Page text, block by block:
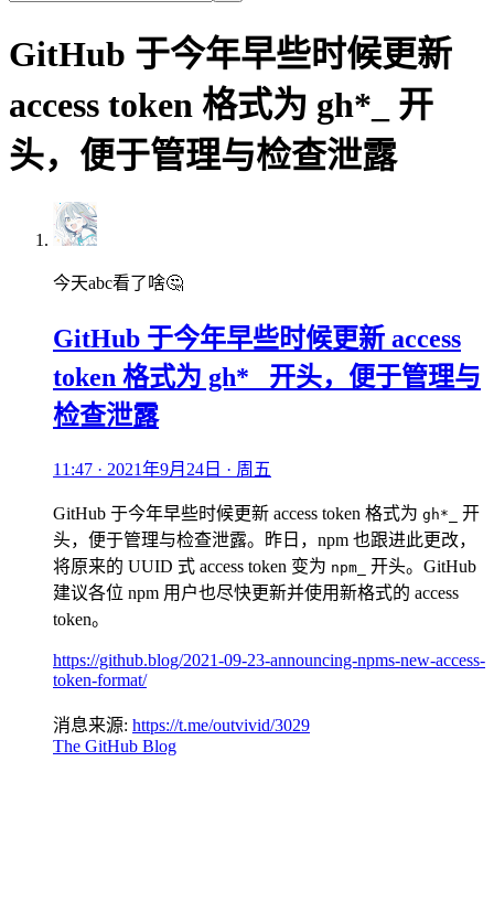
GitHub 于今年早些时候更新
access token 格式为 gh*_ 开
头，便于管理与检查泄露
今天abc看了啥🤔
GitHub 于今年早些时候更新 access
token 格式为 gh*_ 开头，便于管理与
检查泄露
11:47 · 2021年9月24日 · 周五
GitHub 于今年早些时候更新 access token 格式为 gh*_
开
头，便于管理与检查泄露。昨日，npm 也跟进此更改，
将原来的 UUID 式 access token 变为 npm_
开头。GitHub
建议各位 npm 用户也尽快更新并使用新格式的 access
token。
https://github.blog/2021-09-23-announcing-npms-new-access-
token-format/
消息来源: https://t.me/outvivid/3029
The GitHub Blog